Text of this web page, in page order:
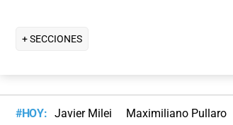
+ SECCIONES
#HOY: Javier Milei Maximiliano Pullaro